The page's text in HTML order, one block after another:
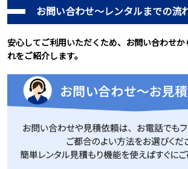
お問い合わせ～レンタルまでの流
安心してご利用いただくため、お問い合わせ
れをご紹介します。